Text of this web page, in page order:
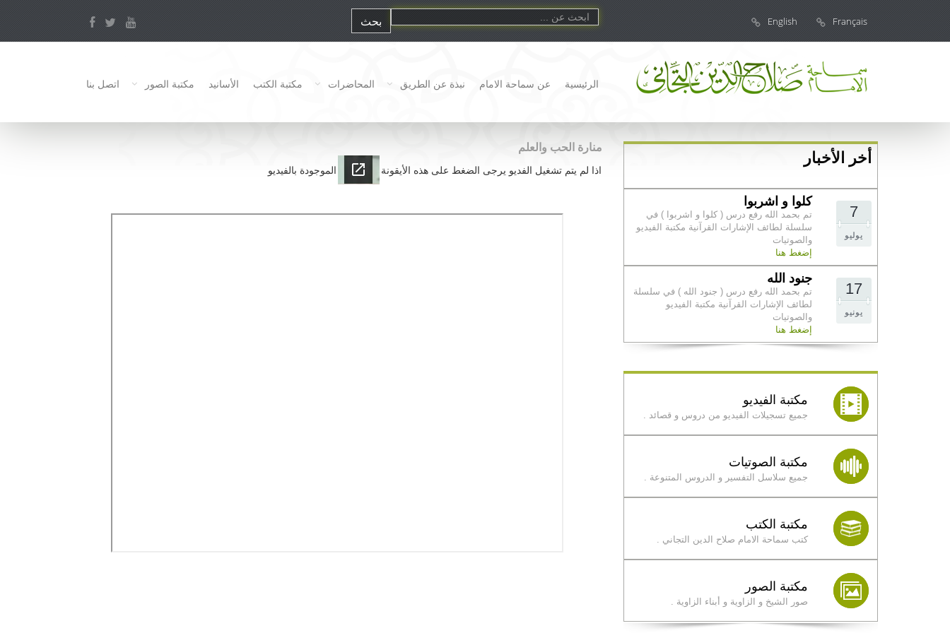
Français
English
الرئيسية عن سماحة الامام نبذة عن الطريق المحاضرات مكتبة الكتب الأسانيد مكتبة الصور اتصل بنا
أخر الأخبار
7
يوليو
كلوا و اشربوا
تم بحمد الله رفع درس ( كلوا و اشربوا ) في
سلسلة لطائف الإشارات القرآنية مكتبة الفيديو
والصوتيات
إضغط هنا
17
يونيو
جنود الله
تم بحمد الله رفع درس ( جنود الله ) في سلسلة
لطائف الإشارات القرآنية مكتبة الفيديو
والصوتيات
إضغط هنا
مكتبة الفيديو
جميع تسجيلات الفيديو من دروس و قصائد .
مكتبة الصوتيات
جميع سلاسل التفسير و الدروس المتنوعة .
مكتبة الكتب
كتب سماحة الامام صلاح الدين التجاني .
مكتبة الصور
صور الشيخ و الزاوية و أبناء الزاوية .
منارة الحب والعلم
اذا لم يتم تشغيل الفديو يرجى الضغط على هذه الأيقونة الموجودة بالفيديو